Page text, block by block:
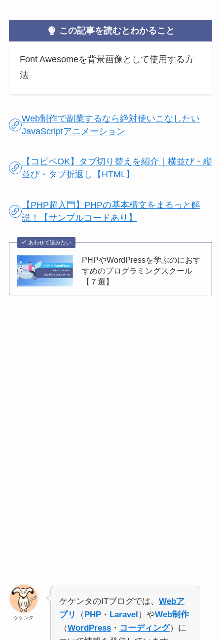
この記事を読むとわかること
Font Awesomeを背景画像として使用する方
法
Web制作で副業するなら絶対使いこなしたい
JavaScriptアニメーション
【コピペOK】タブ切り替えを紹介｜横並び・縦
並び・タブ折返し【HTML】
【PHP超入門】PHPの基本構文をまるっと解
説！【サンプルコードあり】
あわせて読みたい
PHPやWordPressを学ぶのにおす
すめのプログラミングスクール
【７選】
ケケンタ
ケケンタのITブログでは、 Webア
プリ
（PHP・ Laravel）やWeb制作
（WordPress・ コーディング）に